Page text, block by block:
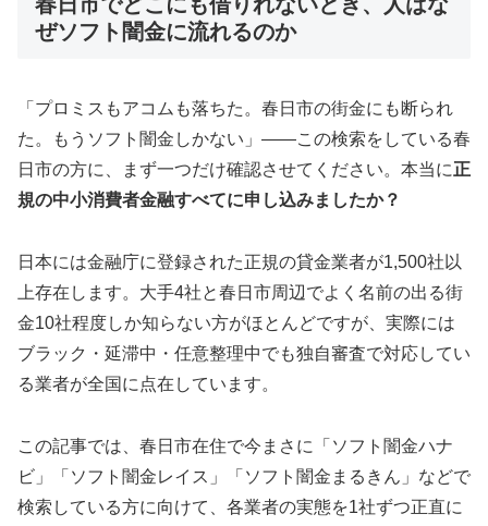
ぜソフト闇金に流れるのか
「プロミスもアコムも落ちた。春日市の街金にも断られ
た。もうソフト闇金しかない」——この検索をしている春
日市の方に、まず一つだけ確認させてください。本当に正
規の中小消費者金融すべてに申し込みましたか？
日本には金融庁に登録された正規の貸金業者が1,500社以
上存在します。大手4社と春日市周辺でよく名前の出る街
金10社程度しか知らない方がほとんどですが、実際には
ブラック・延滞中・任意整理中でも独自審査で対応してい
る業者が全国に点在しています。
この記事では、春日市在住で今まさに「ソフト闇金ハナ
ビ」「ソフト闇金レイス」「ソフト闇金まるきん」などで
検索している方に向けて、各業者の実態を1社ずつ正直に